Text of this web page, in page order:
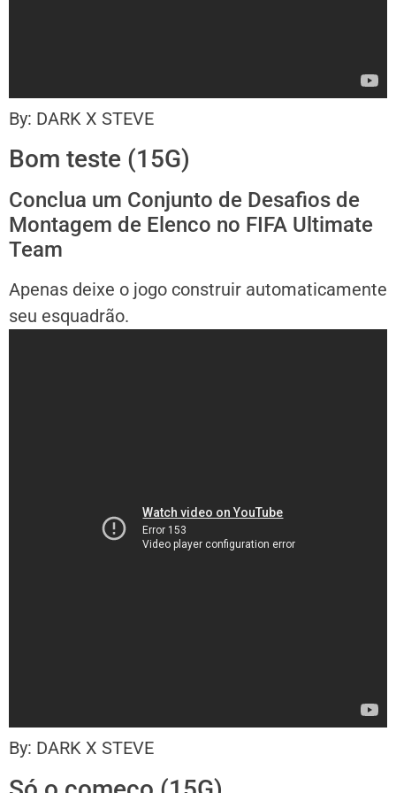
By: DARK X STEVE
Bom teste (15G)
Conclua um Conjunto de Desafios de
Montagem de Elenco no FIFA Ultimate
Team
Apenas deixe o jogo construir automaticamente
seu esquadrão.
By: DARK X STEVE